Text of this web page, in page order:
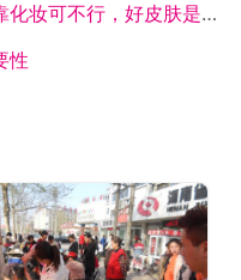
不行，好皮肤是管理出来的
性